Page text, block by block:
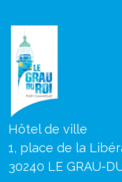
Hôtel de ville
1, place de la
30240 LE GRAU-